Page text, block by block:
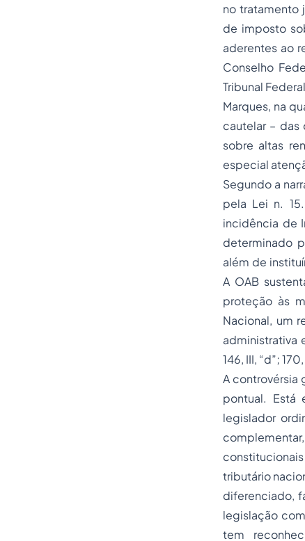
no tratamento
de imposto
aderentes ao
Conselho
Tribunal
Marques, na
cautelar –
sobre altas
especial
Segundo a
pela Lei n.
incidência de
determinado
além de
A OAB
proteção às
Nacional, um
administrativa
146, III, “d”;
A controvérsia
pontual. Está
legislador
tributário
diferenciado,
legislação
tem